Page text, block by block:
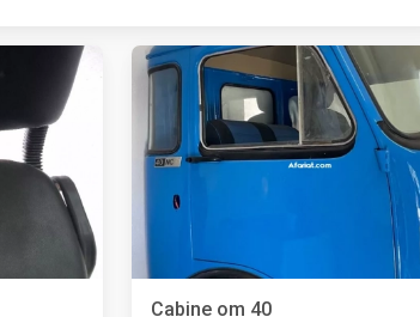
Cabine om 40